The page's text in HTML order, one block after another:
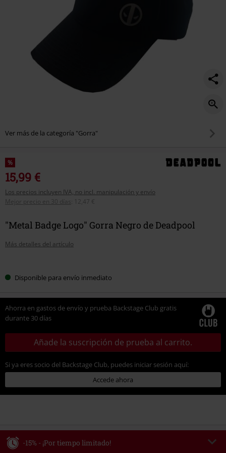
Ver más de la categoría "Gorra"
%
15,99 €
Los precios incluyen IVA, no incl. manipulación y envío
Mejor precio en 30 días
12,47 €
"Metal Badge Logo" Gorra Negro de Deadpool
Más detalles del artículo
tu Disponible para envío inmediato
Ahorra en gastos de envío y prueba Backstage Club gratis
durante 30 días
Añade la suscripción de prueba al carrito.
Si ya eres socio del Backstage Club, puedes iniciar sesión aquí:
Accede ahora
-15% - ¡Por tiempo limitado!